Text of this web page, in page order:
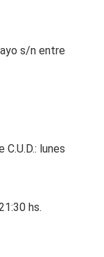
s/n entre
lunes
hs.